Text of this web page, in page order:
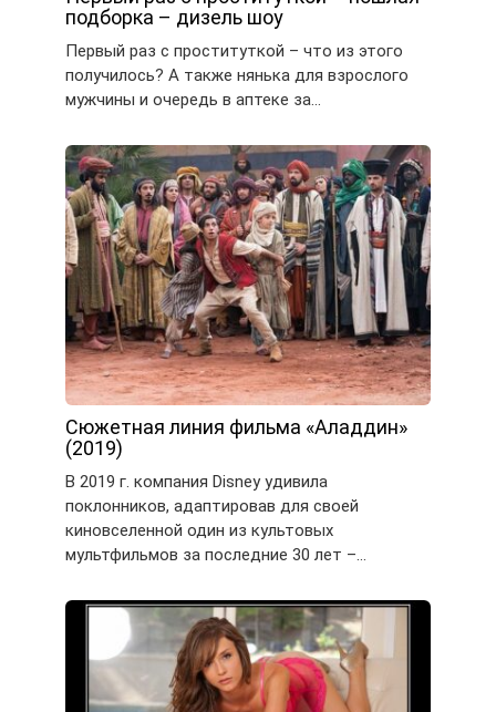
подборка – дизель шоу
Первый раз с проституткой – что из этого
получилось? А также нянька для взрослого
мужчины и очередь в аптеке за…
Сюжетная линия фильма «Аладдин»
(2019)
В 2019 г. компания Disney удивила
поклонников, адаптировав для своей
киновселенной один из культовых
мультфильмов за последние 30 лет –…